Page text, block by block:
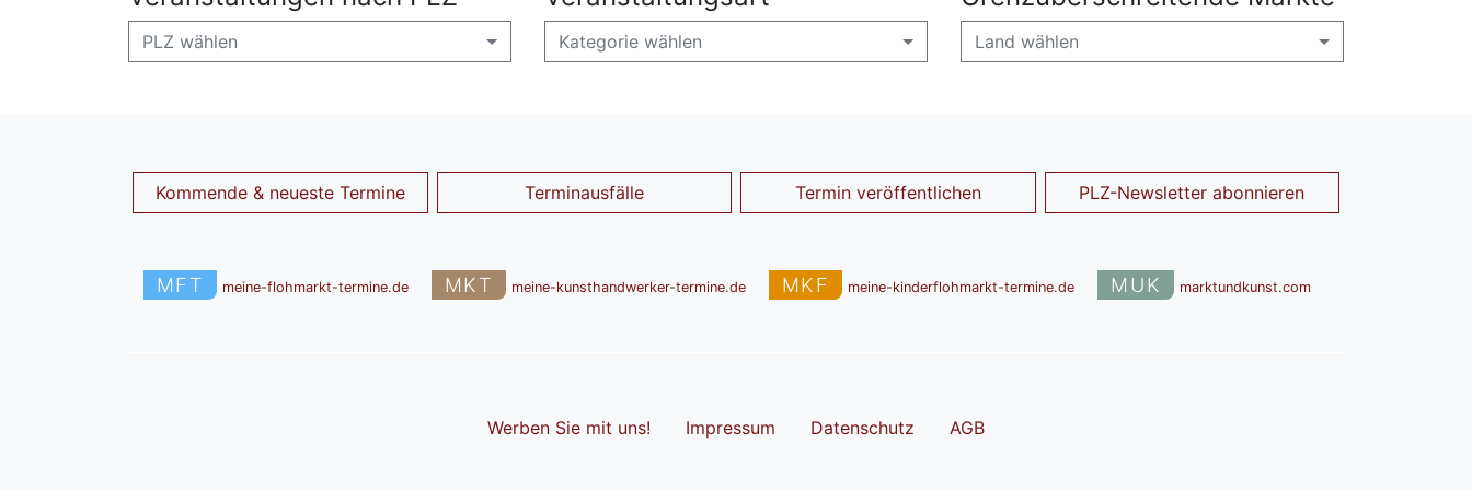
PLZ wählen Kategorie wählen Land wählen
Kommende & neueste Termine Terminausfälle Termin veröffentlichen PLZ-Newsletter abonnieren
MFT meine-flohmarkt-termine.de MKT meine-kunsthandwerker-termine.de MKF meine-kinderflohmarkt-termine.de MUK marktundkunst.com
Werben Sie mit uns! Impressum Datenschutz AGB